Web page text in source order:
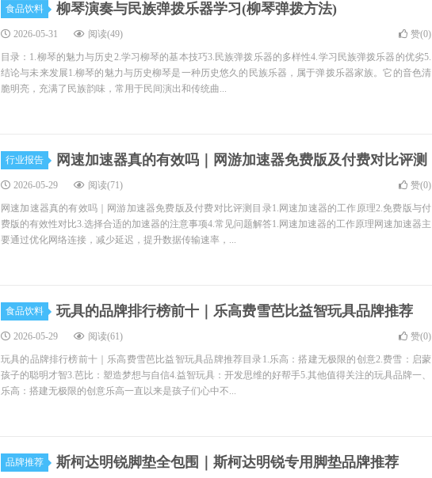
食品饮料 柳琴演奏与民族弹拨乐器学习(柳琴弹拨方法)
2026-05-31 阅读(49) 赞(0)
目录：1.柳琴的魅力与历史2.学习柳琴的基本技巧3.民族弹拨乐器的多样性4.学习民族弹拨乐器的优劣5.
结论与未来发展1.柳琴的魅力与历史柳琴是一种历史悠久的民族乐器，属于弹拨乐器家族。它的音色清
脆明亮，充满了民族韵味，常用于民间演出和传统曲...
行业报告 网速加速器真的有效吗｜网游加速器免费版及付费对比评测
2026-05-29 阅读(71) 赞(0)
网速加速器真的有效吗｜网游加速器免费版及付费对比评测目录1.网速加速器的工作原理2.免费版与付
费版的有效性对比3.选择合适的加速器的注意事项4.常见问题解答1.网速加速器的工作原理网速加速器主
要通过优化网络连接，减少延迟，提升数据传输速率，...
食品饮料 玩具的品牌排行榜前十｜乐高费雪芭比益智玩具品牌推荐
2026-05-29 阅读(61) 赞(0)
玩具的品牌排行榜前十｜乐高费雪芭比益智玩具品牌推荐目录1.乐高：搭建无极限的创意2.费雪：启蒙
孩子的聪明才智3.芭比：塑造梦想与自信4.益智玩具：开发思维的好帮手5.其他值得关注的玩具品牌一、
乐高：搭建无极限的创意乐高一直以来是孩子们心中不...
品牌推荐 斯柯达明锐脚垫全包围｜斯柯达明锐专用脚垫品牌推荐